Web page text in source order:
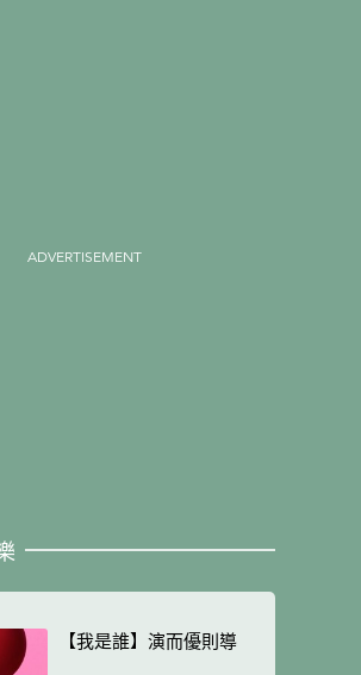
ADVERTISEMENT
【我是誰】演而優則導